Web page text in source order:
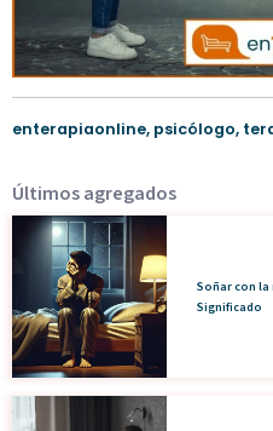
enterapiaonline, psicólogo,
Últimos agregados
Soñar con
Significado